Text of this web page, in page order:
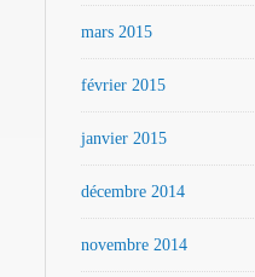
mars 2015
février 2015
janvier 2015
décembre 2014
novembre 2014